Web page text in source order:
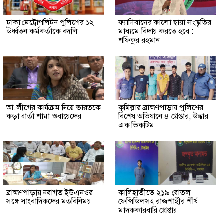
ঢাকা মেট্রোপলিটন পুলিশের ১২
ঊর্ধ্বতন কর্মকর্তাকে বদলি
ফ্যাসিবাদের কালো ছায়া সংস্কৃতির
মাধ্যমে বিদায় করতে হবে :
শফিকুর রহমান
আ.লীগের কার্যক্রম নিয়ে ভারতকে
কড়া বার্তা শামা ওবায়েদের
কুমিল্লার ব্রাহ্মণপাড়ায় পুলিশের
বিশেষ অভিযানে ৪ গ্রেপ্তার, উদ্ধার
এক ভিকটিম
ব্রাহ্মণপাড়ায় নবাগত ইউএনওর
সঙ্গে সাংবাদিকদের মতবিনিময়
কালিহাতীতে ২১৯ বোতল
ফেন্সিডিলসহ রাজশাহীর শীর্ষ
মাদককারবারি গ্রেপ্তার